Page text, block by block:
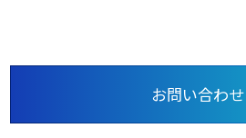
お問い合わせ